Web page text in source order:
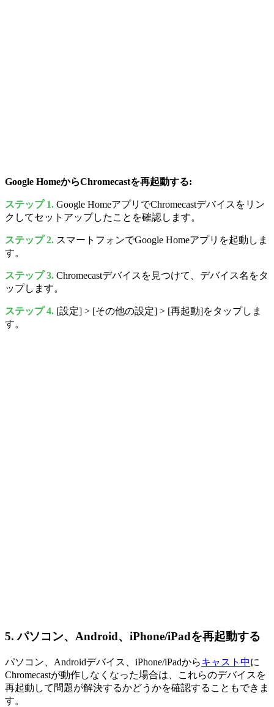
Google HomeからChromecastを再起動する:
ステップ 1. Google HomeアプリでChromecastデバイスをリン
クしてセットアップしたことを確認します。
ステップ 2. スマートフォンでGoogle Homeアプリを起動しま
す。
ステップ 3. Chromecastデバイスを見つけて、デバイス名をタ
ップします。
ステップ 4. [設定] > [その他の設定] > [再起動]をタップしま
す。
5. パソコン、Android、iPhone/iPadを再起動する
パソコン、Androidデバイス、iPhone/iPadからキャスト中に
Chromecastが動作しなくなった場合は、これらのデバイスを
再起動して問題が解決するかどうかを確認することもできま
す。